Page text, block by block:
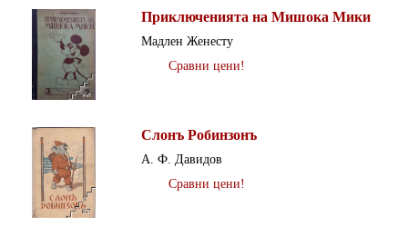
Приключенията на Мишока Мики
Мадлен Женесту
Сравни цени!
Слонъ Робинзонъ
А. Ф. Давидов
Сравни цени!